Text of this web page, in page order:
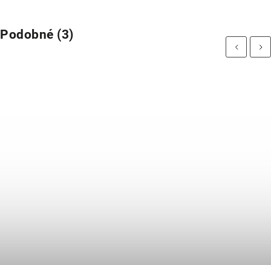
Podobné (3)
Previous Next